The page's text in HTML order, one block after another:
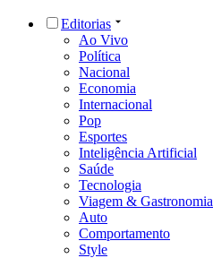
Editorias
Ao Vivo
Política
Nacional
Economia
Internacional
Pop
Esportes
Inteligência Artificial
Saúde
Tecnologia
Viagem & Gastronomia
Auto
Comportamento
Style